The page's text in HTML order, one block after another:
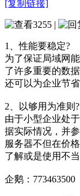
[复制链接]
3255 |
1、性能要稳定?
为了保证局域网
了许多重要的数
还可以为企业节
2、以够用为准则?
由于小型企业处
据实际情况，并
服务器不但在价
了解或是使用不
企鹅：773463500